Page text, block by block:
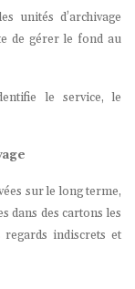
unités d’archivage
de gérer le fond au
le service, le
sur le long terme,
dans des cartons les
regards indiscrets et